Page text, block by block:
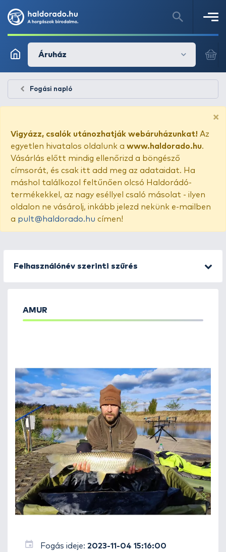
Áruház
Fogási napló
×
Vigyázz, csalók utánozhatják webáruházunkat! Az
egyetlen hivatalos oldalunk a www.haldorado.hu.
Vásárlás előtt mindig ellenőrizd a böngésző
címsorát, és csak itt add meg az adataidat. Ha
máshol találkozol feltűnően olcsó Haldorádó-
termékekkel, az nagy eséllyel csaló másolat - ilyen
oldalon ne vásárolj, inkább jelezd nekünk e-mailben
a pult@haldorado.hu címen!
Felhasználónév szerinti szűrés
AMUR
Fogás ideje: 2023-11-04 15:16:00